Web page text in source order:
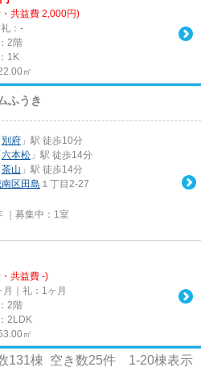
共益費 2,000円)
：-
2階
1K
㎡
ふうき
別府 」駅 徒歩10分
六本松 」駅 徒歩14分
茶山 」駅 徒歩14分
区 田島 １丁目2-27
｜募集中： 1室
共益費 -)
月｜礼：1ヶ月
2階
2LDK
㎡
131棟 空き数25件 1-20棟表示